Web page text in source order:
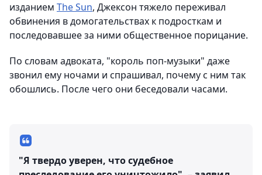
изданием The Sun, Джексон тяжело переживал
обвинения в домогательствах к подросткам и
последовавшее за ними общественное порицание.
По словам адвоката, "король поп-музыки" даже
звонил ему ночами и спрашивал, почему с ним так
обошлись. После чего они беседовали часами.
"Я твердо уверен, что судебное